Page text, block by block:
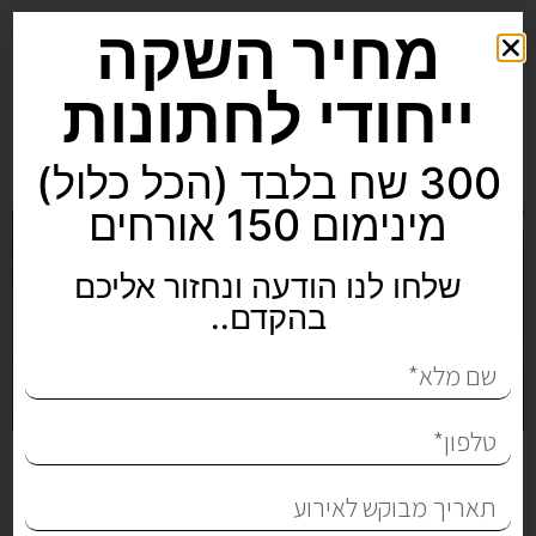
אולמות אירועים יוקרתיים
מחיר השקה
ייחודי לחתונות
300 שח בלבד (הכל כלול)
מינימום 150 אורחים
שלחו לנו הודעה ונחזור אליכם
בהקדם..